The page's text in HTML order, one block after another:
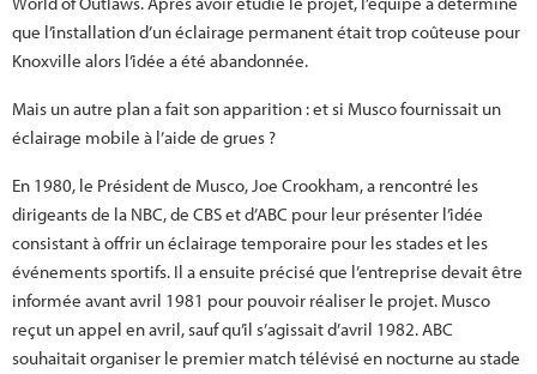
que l’installation d’un éclairage permanent était trop coûteuse pour
Knoxville alors l’idée a été abandonnée.
Mais un autre plan a fait son apparition : et si Musco fournissait un
éclairage mobile à l’aide de grues ?
En 1980, le Président de Musco, Joe Crookham, a rencontré les
dirigeants de la NBC, de CBS et d’ABC pour leur présenter l’idée
consistant à offrir un éclairage temporaire pour les stades et les
événements sportifs. Il a ensuite précisé que l’entreprise devait être
informée avant avril 1981 pour pouvoir réaliser le projet. Musco
reçut un appel en avril, sauf qu’il s’agissait d’avril 1982. ABC
souhaitait organiser le premier match télévisé en nocturne au stade